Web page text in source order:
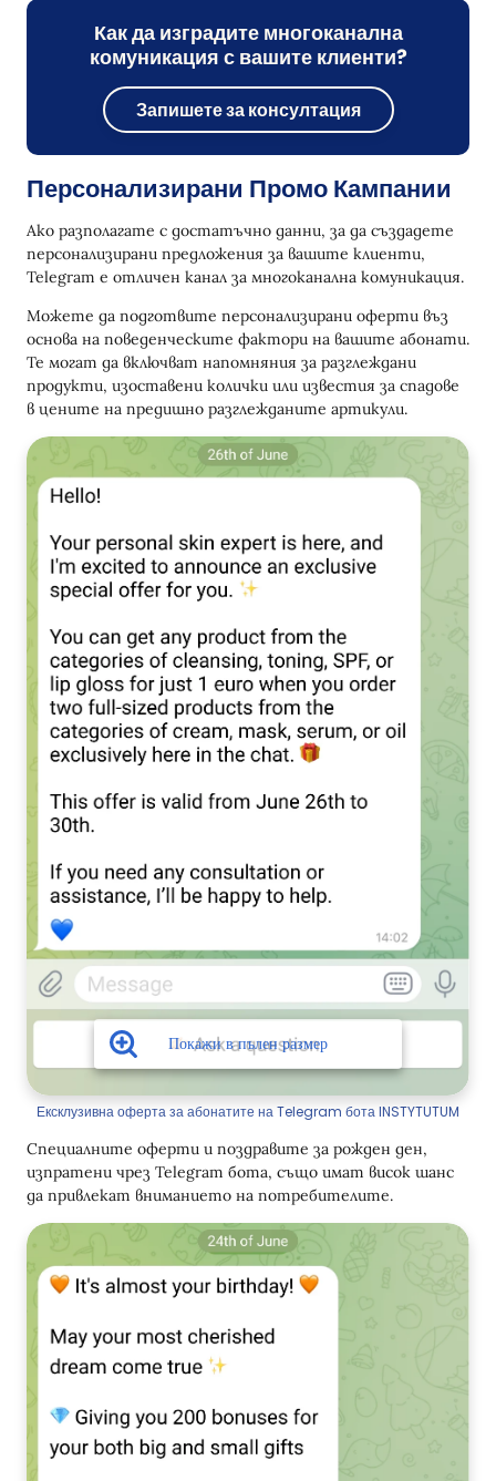
Как да изградите многоканална
комуникация с вашите клиенти?
Запишете за консултация
Персонализирани Промо Кампании
Ако разполагате с достатъчно данни, за да създадете
персонализирани предложения за вашите клиенти,
Telegram е отличен канал за многоканална комуникация.
Можете да подготвите персонализирани оферти въз
основа на поведенческите фактори на вашите абонати.
Те могат да включват напомняния за разглеждани
продукти, изоставени колички или известия за спадове
в цените на предишно разглежданите артикули.
Ексклузивна оферта за абонатите на Telegram бота INSTYTUTUM
Специалните оферти и поздравите за рожден ден,
изпратени чрез Telegram бота, също имат висок шанс
да привлекат вниманието на потребителите.